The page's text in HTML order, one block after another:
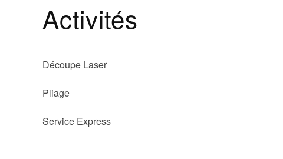
Activités
Découpe Laser
Pliage
Service Express